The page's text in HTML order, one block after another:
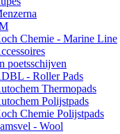
Chemie - Marine Line
poetsschijven
- Roller Pads
Thermopads
Polijstpads
Chemie Polijstpads
- Wool